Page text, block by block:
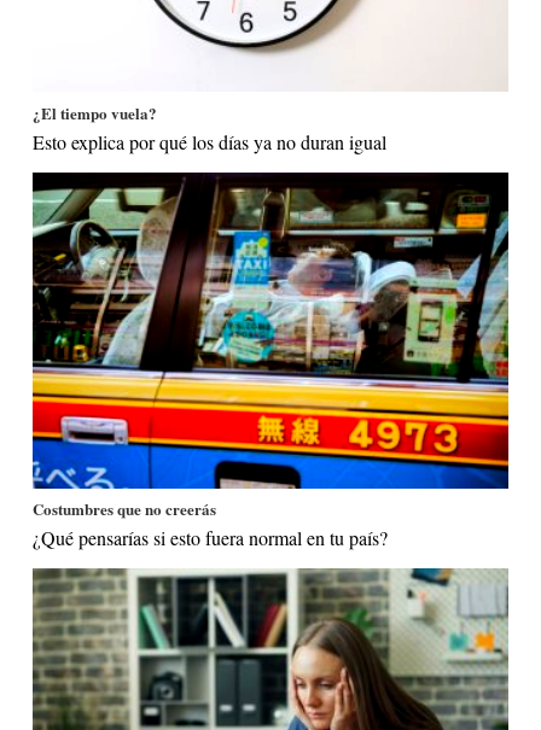
¿El tiempo vuela?
Esto explica por qué los días ya no duran igual
Costumbres que no creerás
¿Qué pensarías si esto fuera normal en tu país?